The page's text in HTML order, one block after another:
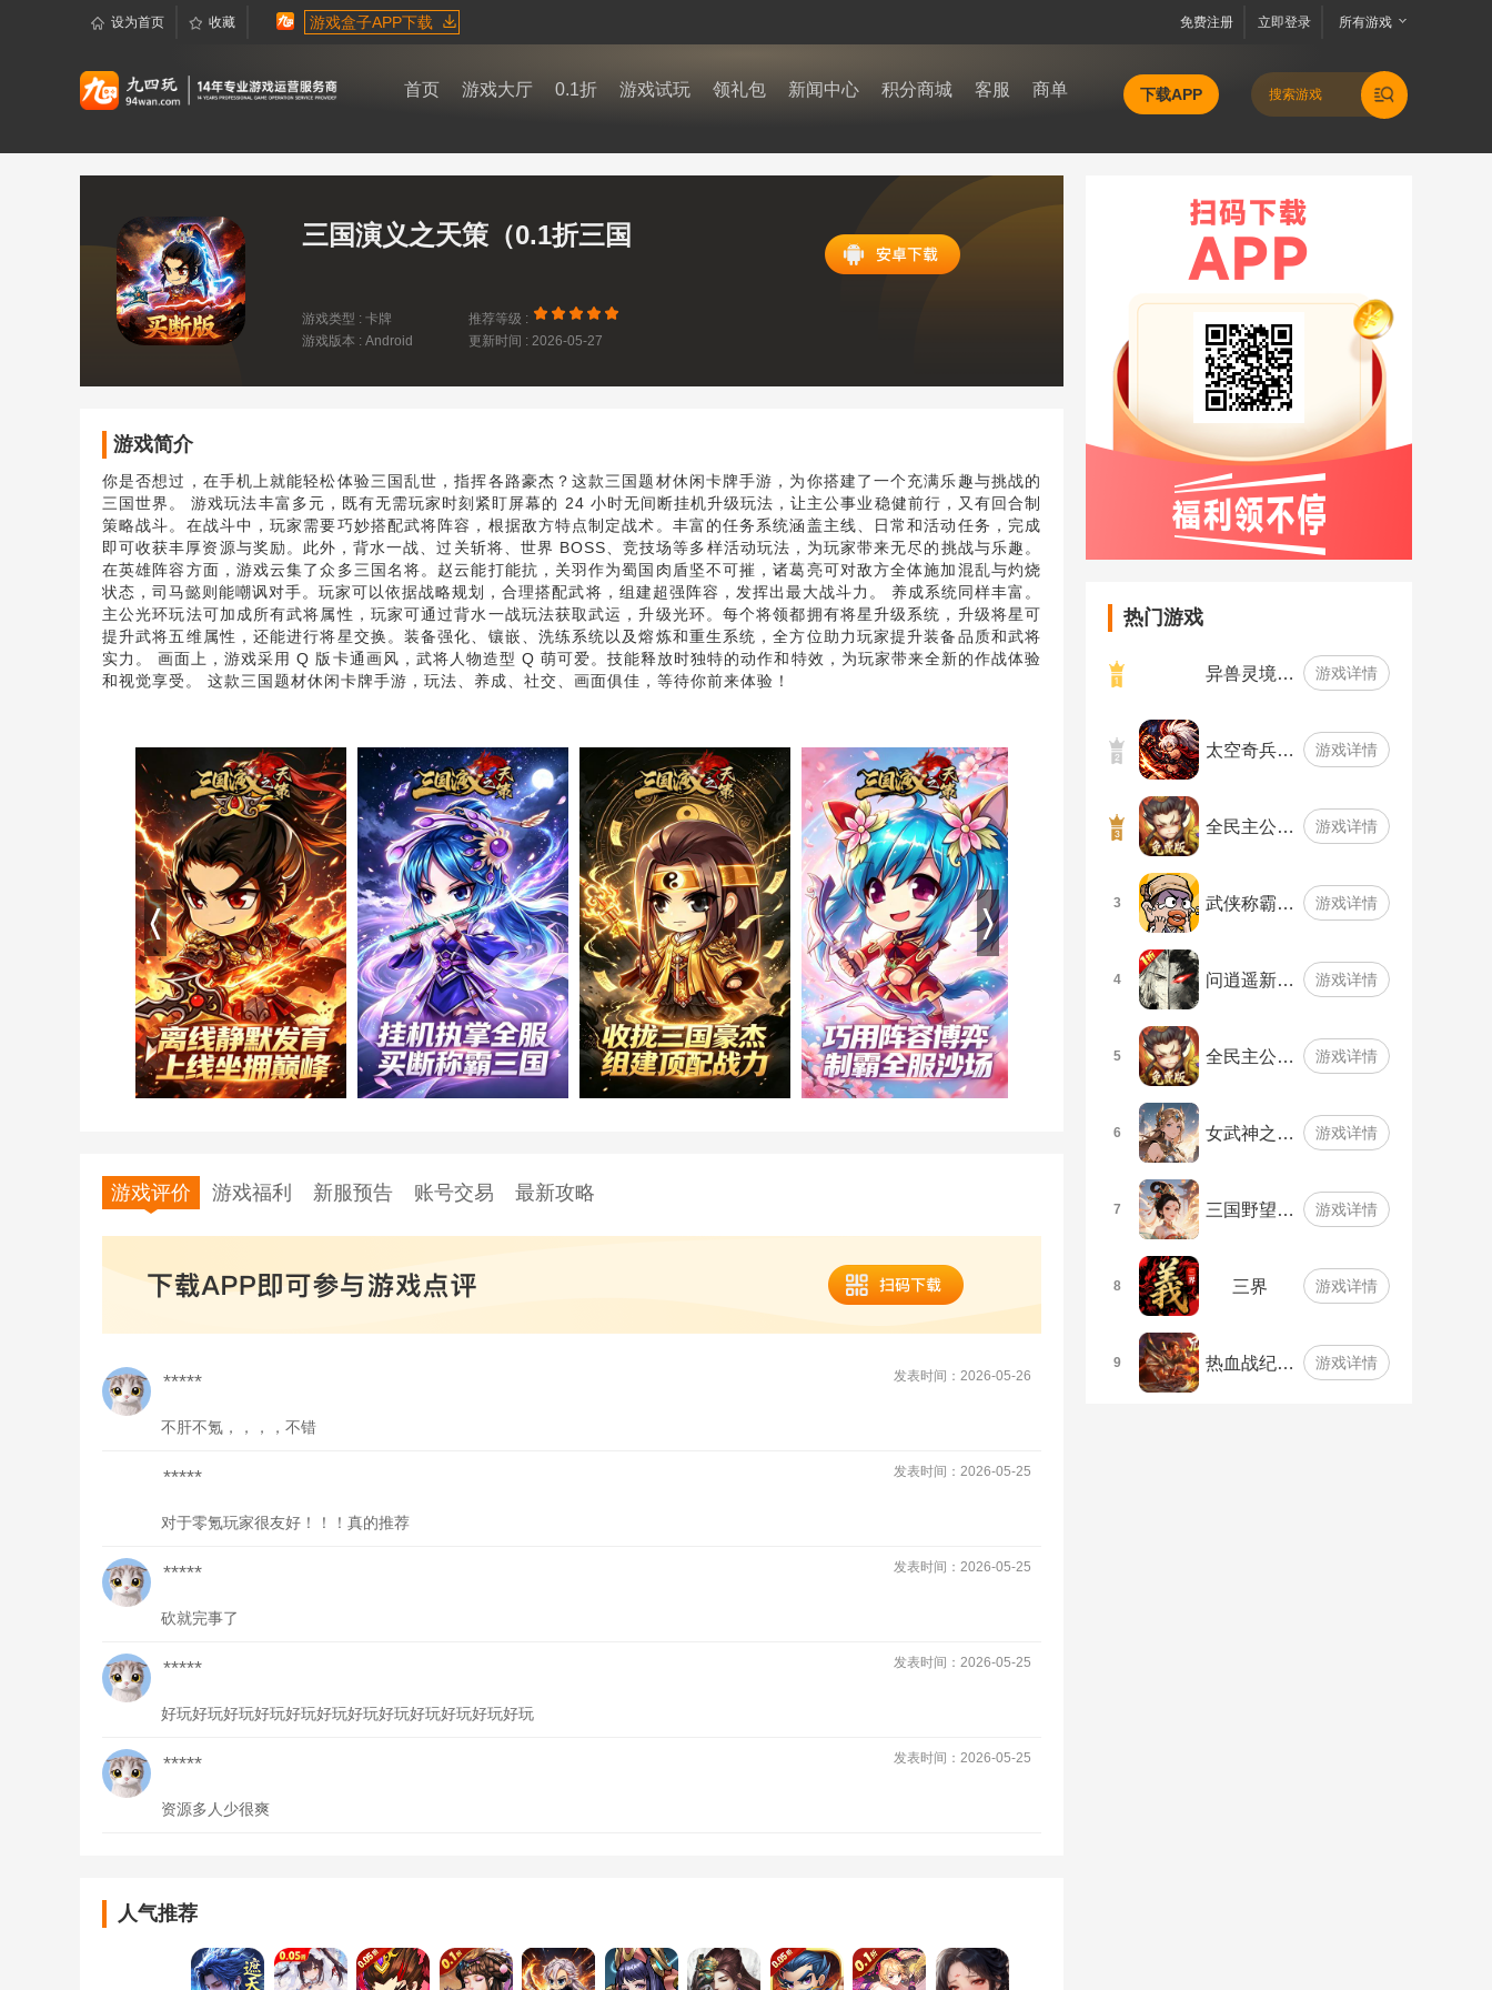
设为首页 收藏 游戏盒子APP下载 所有游戏
立即登录
免费注册
首页 游戏大厅 0.1折 游戏试玩 领礼包 新闻中心 积分商城 客服 商单 下载APP
三国演义之天策（0.1折三国
游戏类型 : 卡牌
游戏版本 : Android
推荐等级 :
更新时间 : 2026-05-27
游戏简介
你是否想过，在手机上就能轻松体验三国乱世，指挥各路豪杰？这款三国题材休闲卡牌手游，为你搭建了一个充满乐趣与挑战的
三国世界。​ 游戏玩法丰富多元，既有无需玩家时刻紧盯屏幕的 24 小时无间断挂机升级玩法，让主公事业稳健前行，又有回合制
策略战斗。在战斗中，玩家需要巧妙搭配武将阵容，根据敌方特点制定战术。丰富的任务系统涵盖主线、日常和活动任务，完成
即可收获丰厚资源与奖励。此外，背水一战、过关斩将、世界 BOSS、竞技场等多样活动玩法，为玩家带来无尽的挑战与乐趣。​
在英雄阵容方面，游戏云集了众多三国名将。赵云能打能抗，关羽作为蜀国肉盾坚不可摧，诸葛亮可对敌方全体施加混乱与灼烧
状态，司马懿则能嘲讽对手。玩家可以依据战略规划，合理搭配武将，组建超强阵容，发挥出最大战斗力。 养成系统同样丰富。
主公光环玩法可加成所有武将属性，玩家可通过背水一战玩法获取武运，升级光环。每个将领都拥有将星升级系统，升级将星可
提升武将五维属性，还能进行将星交换。装备强化、镶嵌、洗练系统以及熔炼和重生系统，全方位助力玩家提升装备品质和武将
实力。 画面上，游戏采用 Q 版卡通画风，武将人物造型 Q 萌可爱。技能释放时独特的动作和特效，为玩家带来全新的作战体验
和视觉享受。​ 这款三国题材休闲卡牌手游，玩法、养成、社交、画面俱佳，等待你前来体验！​
游戏评价 游戏福利 新服预告 账号交易 最新攻略
***** 发表时间：2026-05-26
不肝不氪，，，，不错
***** 发表时间：2026-05-25
对于零氪玩家很友好！！！真的推荐
***** 发表时间：2026-05-25
砍就完事了
***** 发表时间：2026-05-25
好玩好玩好玩好玩好玩好玩好玩好玩好玩好玩好玩好玩
***** 发表时间：2026-05-25
资源多人少很爽
人气推荐
热门游戏
异兽灵境… 游戏详情
太空奇兵… 游戏详情
全民主公… 游戏详情
3 武侠称霸… 游戏详情
4 问逍遥新… 游戏详情
5 全民主公… 游戏详情
6 女武神之… 游戏详情
7 三国野望… 游戏详情
8 三界 游戏详情
9 热血战纪… 游戏详情